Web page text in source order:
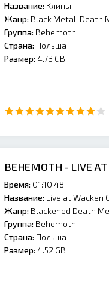
Название: Клипы
Жанр: Black Metal, Death
Группа: Behemoth
Страна: Польша
Размер: 4.73 GB
BEHEMOTH - LIVE
Время: 01:10:48
Название: Live at Wacken
Жанр: Blackened Death
Группа: Behemoth
Страна: Польша
Размер: 4.52 GB